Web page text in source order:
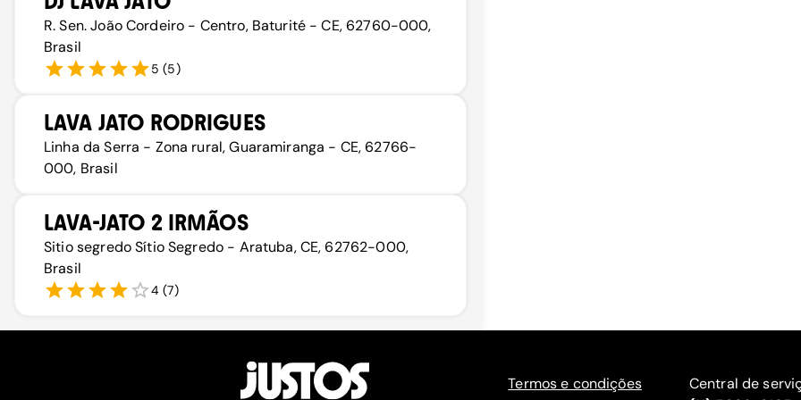
R. Sen. João Cordeiro - Centro, Baturité - CE, 62760-000,
Brasil
5 (5)
LAVA JATO RODRIGUES
Linha da Serra - Zona rural, Guaramiranga - CE, 62766-
000, Brasil
LAVA-JATO 2 IRMÃOS
Sitio segredo Sítio Segredo - Aratuba, CE, 62762-000,
Brasil
4 (7)
Termos e condições
Central de